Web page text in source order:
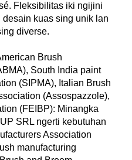
Fleksibilitas iki ngijini
kuas sing unik lan
diverse.
Brush
South India paint
(SIPMA), Italian Brush
(Assospazzole),
(FEIBP): Minangka
SRL ngerti kebutuhan
Association
manufacturing